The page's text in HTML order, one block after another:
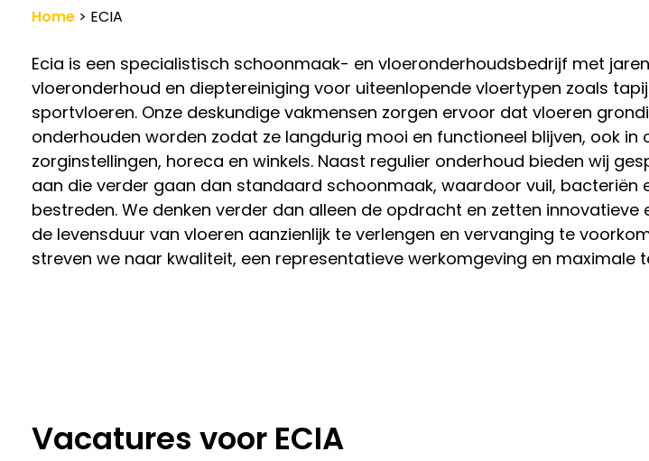
Home > ECIA
Ecia is een specialistisch schoonmaak- en vloeronderhoudsbedrijf met
vloeronderhoud en dieptereiniging voor uiteenlopende vloertypen zoals
sportvloeren. Onze deskundige vakmensen zorgen ervoor dat vloeren
onderhouden worden zodat ze langdurig mooi en functioneel blijven, ook in
zorginstellingen, horeca en winkels. Naast regulier onderhoud bieden wij
aan die verder gaan dan standaard schoonmaak, waardoor vuil, bacteriën
bestreden. We denken verder dan alleen de opdracht en zetten innovatieve
de levensduur van vloeren aanzienlijk te verlengen en vervanging te
streven we naar kwaliteit, een representatieve werkomgeving en maximale
Vacatures voor ECIA
Werkgevers
Vacature-alert